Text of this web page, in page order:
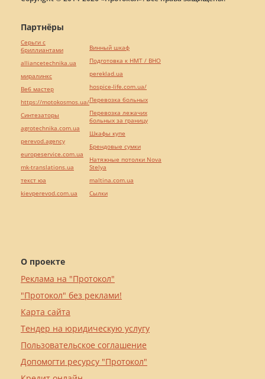
О проекте
Реклама на "Протокол"
"Протокол" без реклами!
Карта сайта
Тендер на юридическую услугу
Пользовательское соглашение
Допомогти ресурсу "Протокол"
Партнёры
Серьги с
бриллиантами
alliancetechnika.ua
миралинкс
Веб мастер
https://motokosmos.ua/
Синтезаторы
agrotechnika.com.ua
perevod.agency
europeservice.com.ua
mk-translations.ua
текст юа
kievperevod.com.ua
Винный шкаф
Подготовка к НМТ / ВНО
pereklad.ua
hospice-life.com.ua/
Перевозка больных
Перевозка лежачих
больных за границу
Шкафы купе
Брендовые сумки
Натяжные потолки Nova
Stelya
maltina.com.ua
Cылки